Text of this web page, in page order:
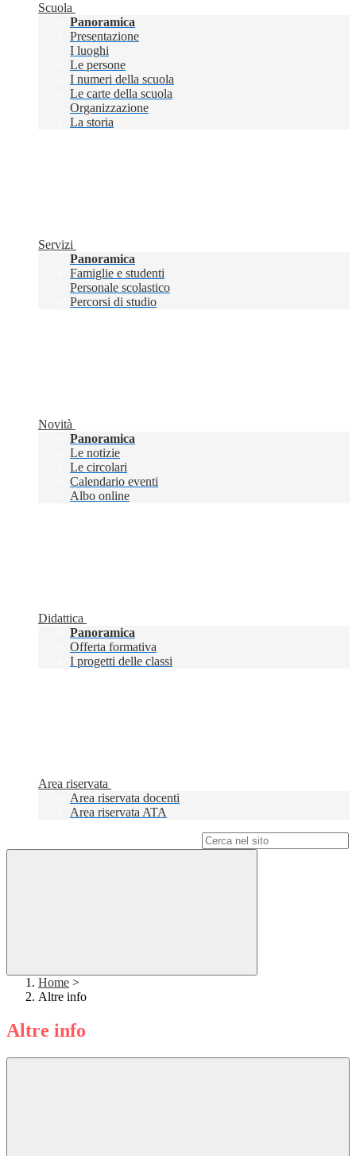
Scuola
Panoramica
Presentazione
I luoghi
Le persone
I numeri della scuola
Le carte della scuola
Organizzazione
La storia
Servizi
Panoramica
Famiglie e studenti
Personale scolastico
Percorsi di studio
Novità
Panoramica
Le notizie
Le circolari
Calendario eventi
Albo online
Didattica
Panoramica
Offerta formativa
I progetti delle classi
Area riservata
Area riservata docenti
Area riservata ATA
Home >
Altre info
Altre info